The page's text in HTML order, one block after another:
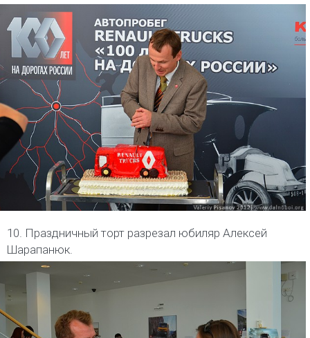
10. Праздничный торт разрезал юбиляр Алексей
Шарапанюк.